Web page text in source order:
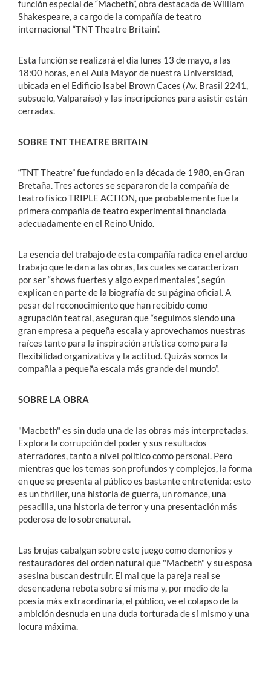
función especial de “Macbeth”, obra destacada de William
Shakespeare, a cargo de la compañía de teatro
internacional “TNT Theatre Britain”.
Esta función se realizará el día lunes 13 de mayo, a las
18:00 horas, en el Aula Mayor de nuestra Universidad,
ubicada en el Edificio Isabel Brown Caces (Av. Brasil 2241,
subsuelo, Valparaíso) y las inscripciones para asistir están
cerradas.
SOBRE TNT THEATRE BRITAIN
“TNT Theatre” fue fundado en la década de 1980, en Gran
Bretaña. Tres actores se separaron de la compañía de
teatro físico TRIPLE ACTION, que probablemente fue la
primera compañía de teatro experimental financiada
adecuadamente en el Reino Unido.
La esencia del trabajo de esta compañía radica en el arduo
trabajo que le dan a las obras, las cuales se caracterizan
por ser “shows fuertes y algo experimentales”, según
explican en parte de la biografía de su página oficial. A
pesar del reconocimiento que han recibido como
agrupación teatral, aseguran que “seguimos siendo una
gran empresa a pequeña escala y aprovechamos nuestras
raíces tanto para la inspiración artística como para la
flexibilidad organizativa y la actitud. Quizás somos la
compañía a pequeña escala más grande del mundo”.
SOBRE LA OBRA
"Macbeth" es sin duda una de las obras más interpretadas.
Explora la corrupción del poder y sus resultados
aterradores, tanto a nivel político como personal. Pero
mientras que los temas son profundos y complejos, la forma
en que se presenta al público es bastante entretenida: esto
es un thriller, una historia de guerra, un romance, una
pesadilla, una historia de terror y una presentación más
poderosa de lo sobrenatural.
Las brujas cabalgan sobre este juego como demonios y
restauradores del orden natural que "Macbeth" y su esposa
asesina buscan destruir. El mal que la pareja real se
desencadena rebota sobre sí misma y, por medio de la
poesía más extraordinaria, el público, ve el colapso de la
ambición desnuda en una duda torturada de sí mismo y una
locura máxima.